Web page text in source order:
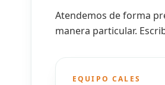
Atendemos de forma
manera particular.
EQUIPO CALES